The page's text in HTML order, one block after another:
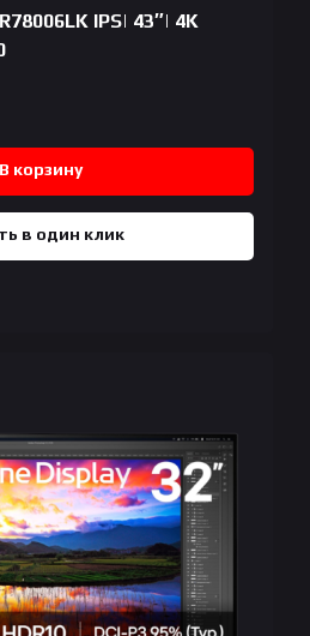
IPS| 43″| 4K
В корзину
в один клик